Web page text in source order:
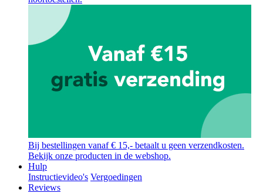
Bij bestellingen vanaf € 15,- betaalt u geen verzendkosten.
Bekijk onze producten in de webshop.
Hulp
Instructievideo's Vergoedingen
Reviews